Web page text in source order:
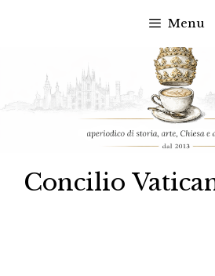
contenuto
Menu
Concilio